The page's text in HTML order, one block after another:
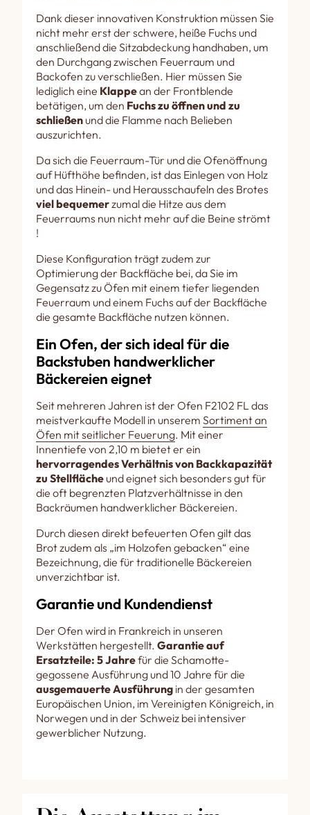
Dank dieser innovativen Konstruktion müssen Sie
nicht mehr erst der schwere, heiße Fuchs und
anschließend die Sitzabdeckung handhaben, um
den Durchgang zwischen Feuerraum und
Backofen zu verschließen. Hier müssen Sie
lediglich eine Klappean der Frontblende
betätigen, um den Fuchs zu öffnen und zu
schließen und die Flamme nach Belieben
auszurichten.
Da sich die Feuerraum-Tür und die Ofenöffnung
auf Hüfthöhe befinden, ist das Einlegen von Holz
und das Hinein- und Herausschaufeln des Brotes
viel bequemerzumal die Hitze aus dem
Feuerraums nun nicht mehr auf die Beine strömt
!
Diese Konfiguration trägt zudem zur
Optimierung der Backfläche bei, da Sie im
Gegensatz zu Öfen mit einem tiefer liegenden
Feuerraum und einem Fuchs auf der Backfläche
die gesamte Backfläche nutzen können.
Ein Ofen, der sich ideal für die
Backstuben handwerklicher
Bäckereien eignet
Seit mehreren Jahren ist der Ofen F2102 FL das
meistverkaufte Modell in unserem Sortiment an
Öfen mit seitlicher Feuerung. Mit einer
Innentiefe von 2,10 m bietet er ein
hervorragendes Verhältnis von Backkapazität
zu Stellfläche und eignet sich besonders gut für
die oft begrenzten Platzverhältnisse in den
Backräumen handwerklicher Bäckereien.
Durch diesen direkt befeuerten Ofen gilt das
Brot zudem als „im Holzofen gebacken“ eine
Bezeichnung, die für traditionelle Bäckereien
unverzichtbar ist.
Garantie und Kundendienst
Der Ofen wird in Frankreich in unseren
Werkstätten hergestellt. Garantie auf
Ersatzteile: 5 Jahrefür die Schamotte-
gegossene Ausführung und 10 Jahre für die
ausgemauerte Ausführung in der gesamten
Europäischen Union, im Vereinigten Königreich, in
Norwegen und in der Schweiz bei intensiver
gewerblicher Nutzung.